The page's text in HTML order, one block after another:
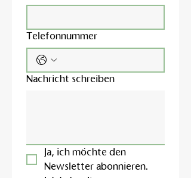
Telefonnummer
Nachricht schreiben
Ja, ich möchte den
Newsletter abonnieren.